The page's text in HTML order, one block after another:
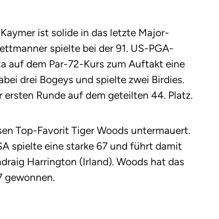
ist solide in das letzte Major-
spielte bei der 91. US-PGA-
auf dem Par-72-Kurs zum Auftakt eine
drei Bogeys und spielte zwei Birdies.
Runde auf dem geteilten 44. Platz.
Top-Favorit Tiger Woods untermauert.
spielte eine starke 67 und führt damit
Harrington (Irland). Woods hat das
gewonnen.